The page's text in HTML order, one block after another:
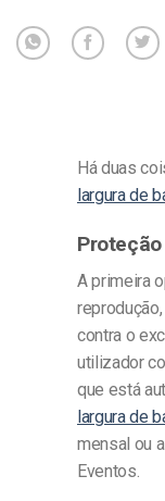
Há duas
largura de
A primeira
contra o
utilizador
que está
largura de
mensal ou
Eventos.